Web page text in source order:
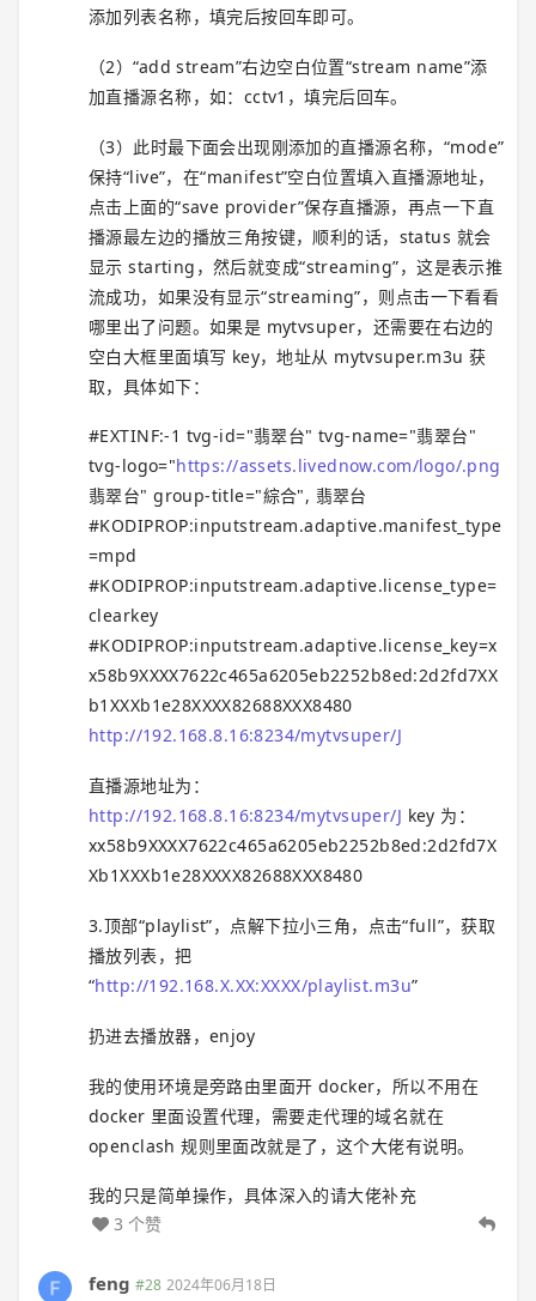
添加列表名称，填完后按回车即可。
（2）“add stream”右边空白位置“stream name”添
加直播源名称，如：cctv1，填完后回车。
（3）此时最下面会出现刚添加的直播源名称，“mode”
保持“live”，在“manifest”空白位置填入直播源地址，
点击上面的“save provider”保存直播源，再点一下直
播源最左边的播放三角按键，顺利的话，status 就会
显示 starting，然后就变成“streaming”，这是表示推
流成功，如果没有显示“streaming”，则点击一下看看
哪里出了问题。如果是 mytvsuper，还需要在右边的
空白大框里面填写 key，地址从 mytvsuper.m3u 获
取，具体如下：
#EXTINF:-1 tvg-id="翡翠台" tvg-name="翡翠台"
tvg-logo="https://assets.livednow.com/logo/.png
翡翠台" group-title="綜合", 翡翠台
#KODIPROP:inputstream.adaptive.manifest_type
=mpd
#KODIPROP:inputstream.adaptive.license_type=
clearkey
#KODIPROP:inputstream.adaptive.license_key=x
x58b9XXXX7622c465a6205eb2252b8ed:2d2fd7XX
b1XXXb1e28XXXX82688XXX8480
http://192.168.8.16:8234/mytvsuper/J
直播源地址为：
http://192.168.8.16:8234/mytvsuper/J key 为：
xx58b9XXXX7622c465a6205eb2252b8ed:2d2fd7X
Xb1XXXb1e28XXXX82688XXX8480
3.顶部“playlist”，点解下拉小三角，点击“full”，获取
播放列表，把
“http://192.168.X.XX:XXXX/playlist.m3u”
扔进去播放器，enjoy
我的使用环境是旁路由里面开 docker，所以不用在
docker 里面设置代理，需要走代理的域名就在
openclash 规则里面改就是了，这个大佬有说明。
我的只是简单操作，具体深入的请大佬补充
3 个赞
feng #28 2024年06月18日